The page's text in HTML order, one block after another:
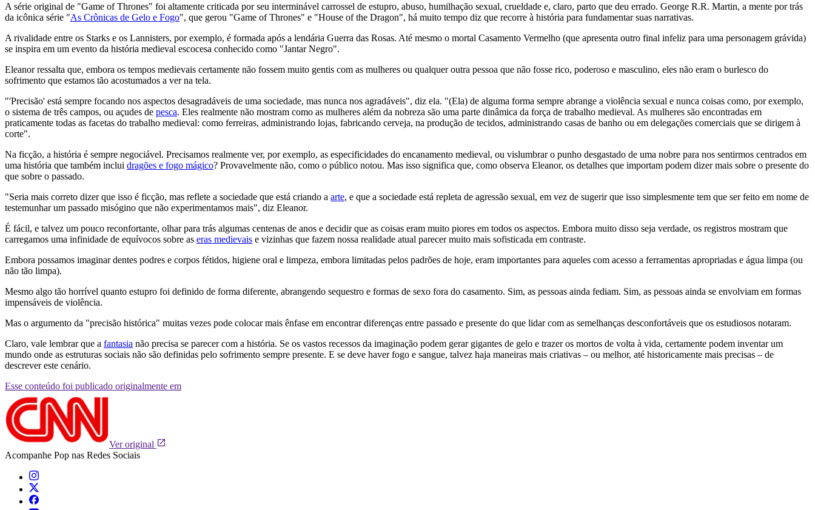
A série original de "Game of Thrones" foi altamente criticada por seu interminável carrossel de estupro, abuso, humilhação sexual, crueldade e, claro, parto que deu errado. George R.R. Martin, a mente por trás
da icônica série "As Crônicas de Gelo e Fogo", que gerou "Game of Thrones" e "House of the Dragon", há muito tempo diz que recorre à história para fundamentar suas narrativas.
A rivalidade entre os Starks e os Lannisters, por exemplo, é formada após a lendária Guerra das Rosas. Até mesmo o mortal Casamento Vermelho (que apresenta outro final infeliz para uma personagem grávida)
se inspira em um evento da história medieval escocesa conhecido como "Jantar Negro".
Eleanor ressalta que, embora os tempos medievais certamente não fossem muito gentis com as mulheres ou qualquer outra pessoa que não fosse rico, poderoso e masculino, eles não eram o burlesco do
sofrimento que estamos tão acostumados a ver na tela.
"'Precisão' está sempre focando nos aspectos desagradáveis ​​de uma sociedade, mas nunca nos agradáveis", diz ela. "(Ela) de alguma forma sempre abrange a violência sexual e nunca coisas como, por exemplo,
o sistema de três campos, ou açudes de pesca. Eles realmente não mostram como as mulheres além da nobreza são uma parte dinâmica da força de trabalho medieval. As mulheres são encontradas em
praticamente todas as facetas do trabalho medieval: como ferreiras, administrando lojas, fabricando cerveja, na produção de tecidos, administrando casas de banho ou em delegações comerciais que se dirigem à
corte".
Na ficção, a história é sempre negociável. Precisamos realmente ver, por exemplo, as especificidades do encanamento medieval, ou vislumbrar o punho desgastado de uma nobre para nos sentirmos centrados em
uma história que também inclui dragões e fogo mágico? Provavelmente não, como o público notou. Mas isso significa que, como observa Eleanor, os detalhes que importam podem dizer mais sobre o presente do
que sobre o passado.
"Seria mais correto dizer que isso é ficção, mas reflete a sociedade que está criando a arte, e que a sociedade está repleta de agressão sexual, em vez de sugerir que isso simplesmente tem que ser feito em nome de
testemunhar um passado misógino que não experimentamos mais", diz Eleanor.
É fácil, e talvez um pouco reconfortante, olhar para trás algumas centenas de anos e decidir que as coisas eram muito piores em todos os aspectos. Embora muito disso seja verdade, os registros mostram que
carregamos uma infinidade de equívocos sobre as eras medievais e vizinhas que fazem nossa realidade atual parecer muito mais sofisticada em contraste.
Embora possamos imaginar dentes podres e corpos fétidos, higiene oral e limpeza, embora limitadas pelos padrões de hoje, eram importantes para aqueles com acesso a ferramentas apropriadas e água limpa (ou
não tão limpa).
Mesmo algo tão horrível quanto estupro foi definido de forma diferente, abrangendo sequestro e formas de sexo fora do casamento. Sim, as pessoas ainda fediam. Sim, as pessoas ainda se envolviam em formas
impensáveis ​​de violência.
Mas o argumento da "precisão histórica" ​​muitas vezes pode colocar mais ênfase em encontrar diferenças entre passado e presente do que lidar com as semelhanças desconfortáveis ​​que os estudiosos notaram.
Claro, vale lembrar que a fantasia não precisa se parecer com a história. Se os vastos recessos da imaginação podem gerar gigantes de gelo e trazer os mortos de volta à vida, certamente podem inventar um
mundo onde as estruturas sociais não são definidas pelo sofrimento sempre presente. E se deve haver fogo e sangue, talvez haja maneiras mais criativas – ou melhor, até historicamente mais precisas – de
descrever este cenário.
Esse conteúdo foi publicado originalmente em
Ver original
Acompanhe Pop nas Redes Sociais